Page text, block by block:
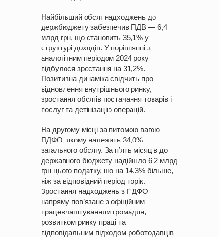
Найбільший обсяг надходжень до
держбюджету забезпечив ПДВ — 6,4
млрд грн, що становить 35,1% у
структурі доходів. У порівнянні з
аналогічним періодом 2024 року
відбулося зростання на 31,2%.
Позитивна динаміка свідчить про
відновлення внутрішнього ринку,
зростання обсягів постачання товарів і
послуг та детінізацію операцій.
На другому місці за питомою вагою —
ПДФО, якому належить 34,0%
загального обсягу. За п’ять місяців до
державного бюджету надійшло 6,2 млрд
грн цього податку, що на 14,3% більше,
ніж за відповідний період торік.
Зростання надходжень з ПДФО
напряму пов’язане з офіційним
працевлаштуванням громадян,
розвитком ринку праці та
відповідальним підходом роботодавців